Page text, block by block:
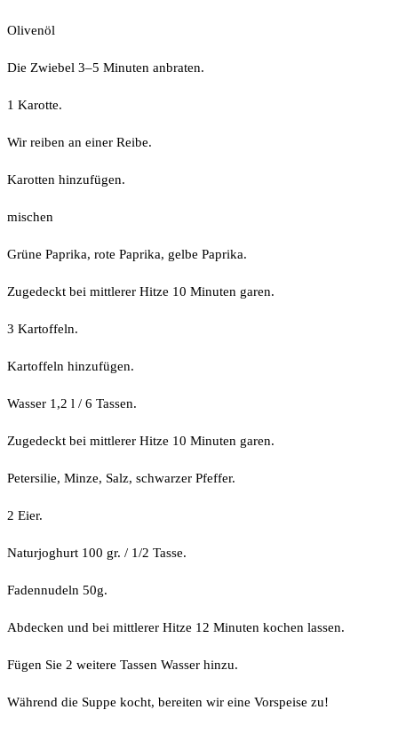
Olivenöl
Die Zwiebel 3–5 Minuten anbraten.
1 Karotte.
Wir reiben an einer Reibe.
Karotten hinzufügen.
mischen
Grüne Paprika, rote Paprika, gelbe Paprika.
Zugedeckt bei mittlerer Hitze 10 Minuten garen.
3 Kartoffeln.
Kartoffeln hinzufügen.
Wasser 1,2 l / 6 Tassen.
Zugedeckt bei mittlerer Hitze 10 Minuten garen.
Petersilie, Minze, Salz, schwarzer Pfeffer.
2 Eier.
Naturjoghurt 100 gr. / 1/2 Tasse.
Fadennudeln 50g.
Abdecken und bei mittlerer Hitze 12 Minuten kochen lassen.
Fügen Sie 2 weitere Tassen Wasser hinzu.
Während die Suppe kocht, bereiten wir eine Vorspeise zu!